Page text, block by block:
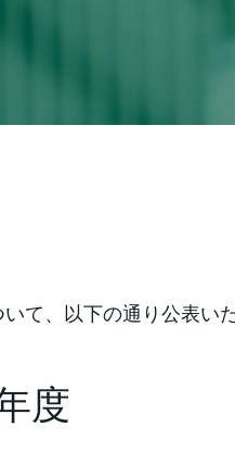
て、以下の通り公表いた
度